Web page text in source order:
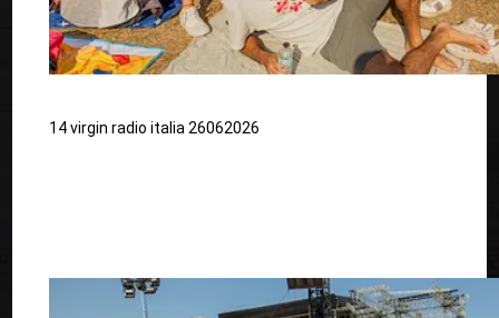
14 virgin radio italia 26062026